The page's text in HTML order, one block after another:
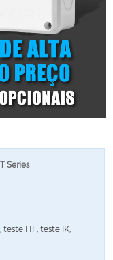
Series
teste HF, teste IK,